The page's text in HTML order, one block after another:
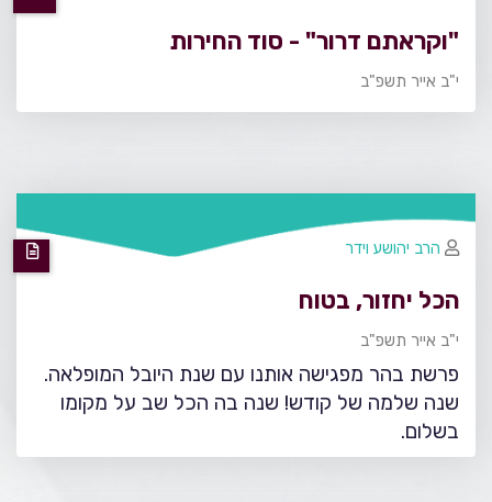
"וקראתם דרור" - סוד החירות
י"ב אייר תשפ"ב
הכל יחזור, בטוח
י"ב אייר תשפ"ב
פרשת בהר מפגישה אותנו עם שנת היובל המופלאה.
שנה שלמה של קודש! שנה בה הכל שב על מקומו
בשלום.
הרב יהושע וידר